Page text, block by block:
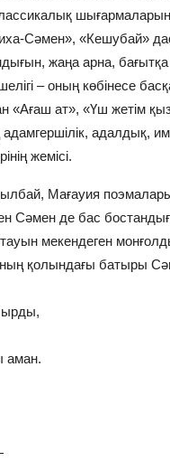
Сәмен», «Кешубай»
жаңа арна,
– оның көбінесе
«Ағаш ат», «Үш жетім
адалдық,
жемісі.
Мағауия
Сәмен де бас
мекендеген
қолындағы батыры
аман.